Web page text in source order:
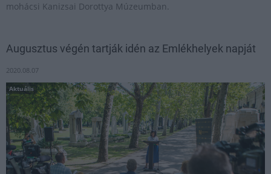
mohácsi Kanizsai Dorottya Múzeumban.
Augusztus végén tartják idén az Emlékhelyek napját
2020.08.07
Aktuális